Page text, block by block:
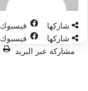
شاركها فيسبوك
شاركها
فيسبوك
مشاركة عبر البريد